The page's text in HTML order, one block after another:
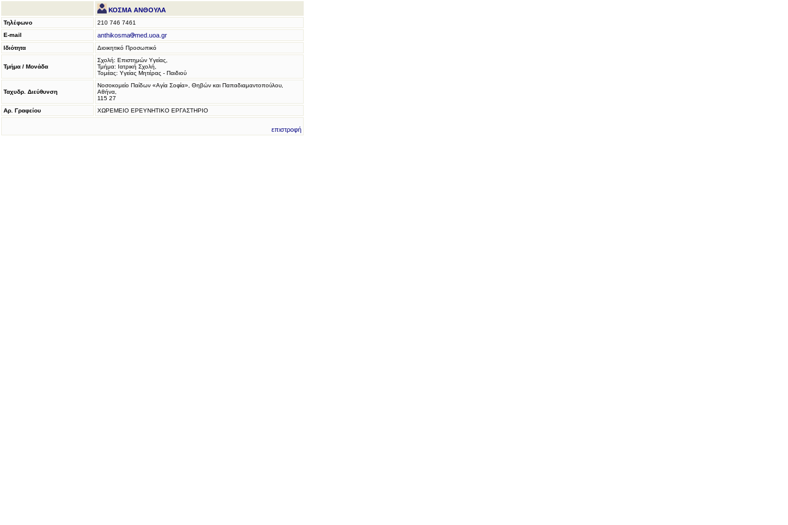
ΚΟΣΜΑ ΑΝΘΟΥΛΑ
Τηλέφωνο
210 746 7461
E-mail
anthikosma med.uoa.gr
Ιδιότητα Διοικητικό Προσωπικό
Τμήμα / Μονάδα
Σχολή: Επιστημών Υγείας,
Τμήμα: Ιατρική Σχολή,
Τομέας: Υγείας Μητέρας - Παιδιού
Ταχυδρ. Διεύθυνση
Νοσοκομείο Παίδων «Αγία Σοφία», Θηβών και Παπαδιαμαντοπούλου,
Αθήνα,
115 27
Αρ. Γραφείου
ΧΩΡΕΜΕΙΟ ΕΡΕΥΝΗΤΙΚΟ ΕΡΓΑΣΤΗΡΙΟ
επιστροφή